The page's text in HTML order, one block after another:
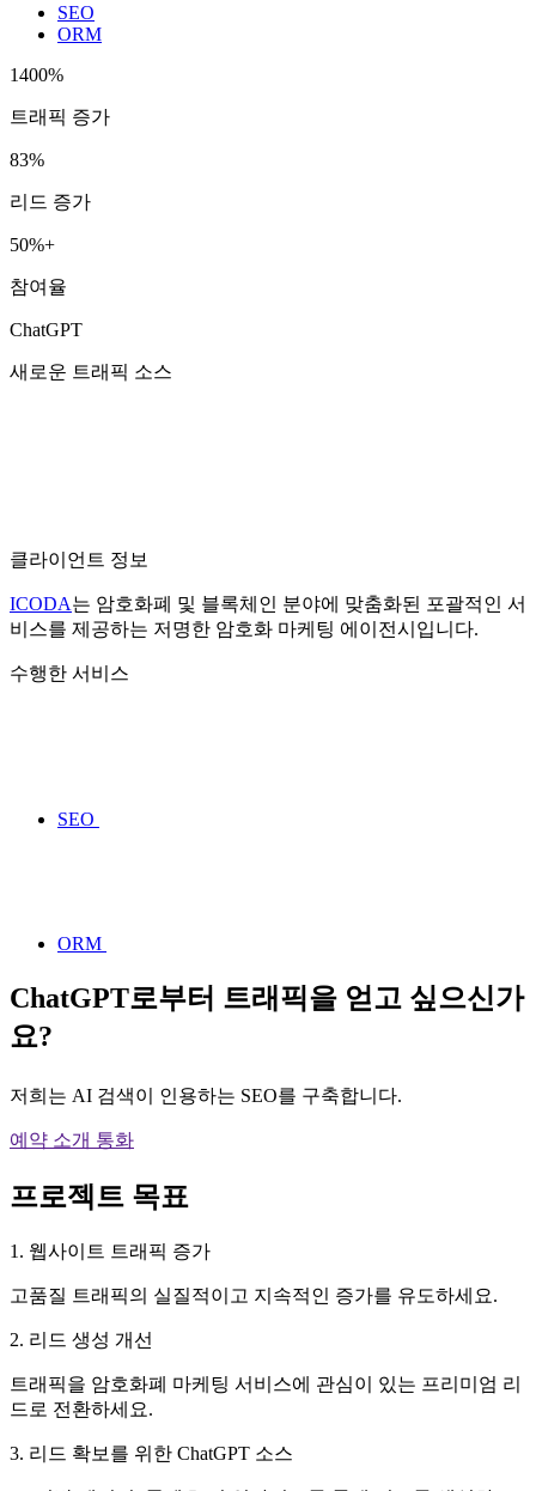
SEO
ORM
1400%
트래픽 증가
83%
리드 증가
50%+
참여율
ChatGPT
새로운 트래픽 소스
클라이언트 정보
ICODA는 암호화폐 및 블록체인 분야에 맞춤화된 포괄적인 서
비스를 제공하는 저명한 암호화 마케팅 에이전시입니다.
수행한 서비스
SEO
ORM
ChatGPT로부터 트래픽을 얻고 싶으신가
요?
저희는 AI 검색이 인용하는 SEO를 구축합니다.
예약 소개 통화
프로젝트 목표
1. 웹사이트 트래픽 증가
고품질 트래픽의 실질적이고 지속적인 증가를 유도하세요.
2. 리드 생성 개선
트래픽을 암호화폐 마케팅 서비스에 관심이 있는 프리미엄 리
드로 전환하세요.
3. 리드 확보를 위한 ChatGPT 소스